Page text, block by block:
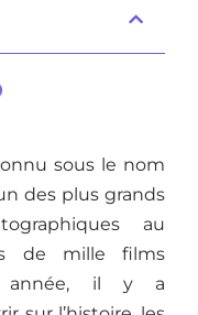
sous le nom
des plus grands
au
de mille films
année, il y a